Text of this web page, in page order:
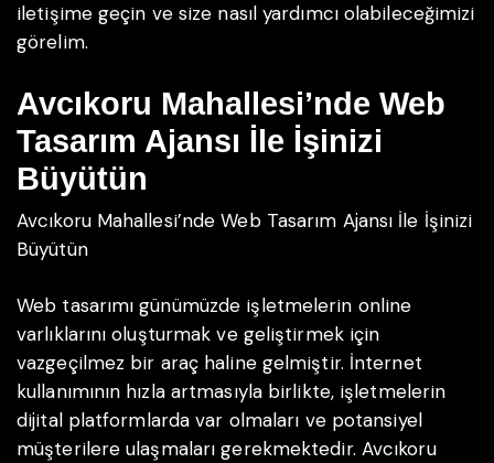
iletişime geçin ve size nasıl yardımcı olabileceğimizi
görelim.
Avcıkoru Mahallesi’nde Web
Tasarım Ajansı İle İşinizi
Büyütün
Avcıkoru Mahallesi’nde Web Tasarım Ajansı İle İşinizi
Büyütün
Web tasarımı günümüzde işletmelerin online
varlıklarını oluşturmak ve geliştirmek için
vazgeçilmez bir araç haline gelmiştir. İnternet
kullanımının hızla artmasıyla birlikte, işletmelerin
dijital platformlarda var olmaları ve potansiyel
müşterilere ulaşmaları gerekmektedir. Avcıkoru